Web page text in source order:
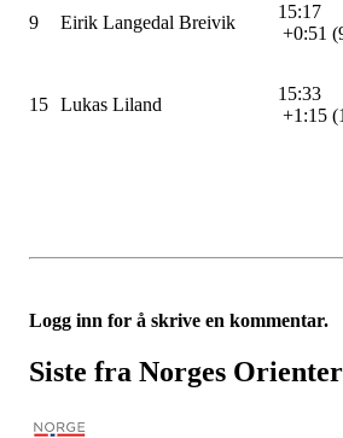
9 Eirik Langedal Breivik
15:17
+0:51
15 Lukas Liland
15:33
+1:15
Logg inn for å skrive en kommentar.
Siste fra Norges